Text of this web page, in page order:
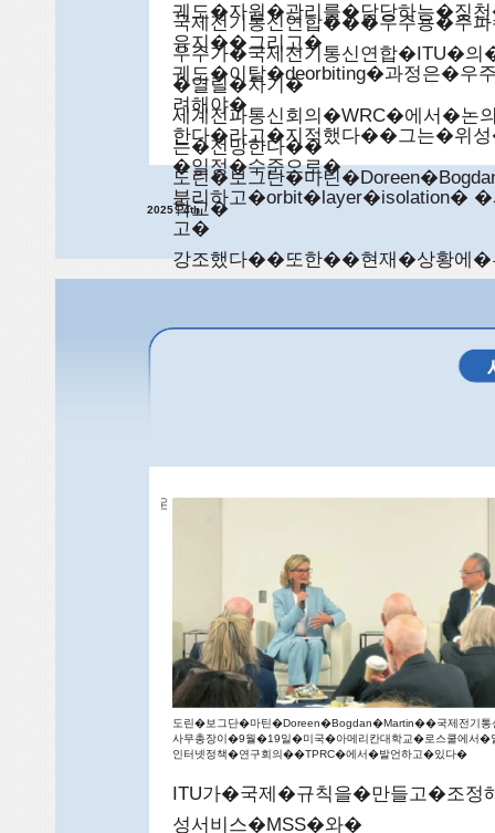
궤도�자원�관리를�담당하는�
유지��그리고�
궤도�이탈�deorbiting�과정은�우
려해야�
한다�라고�지적했다��그는�위
�일정�수준으로�
분리하고�orbit�layer�isolation�
고�
강조했다��또한��현재�상황에�
�Thomas�Lamanauskas��ITU�
부사무총장은�폐회�연설에서��
국제전기통신연합���우주용�주
우주가�국제전기통신연합�ITU�
�열릴�차기�
세계전파통신회의�WRC�에서�
는�전망한다��
도린�보그단�마틴
학교�
2025|4th
ITU가�국제�규칙을�만들고�조
성서비스�MSS�와�
도린�보그단�마틴�Doreen�Bogdan�Martin��국제전기
사무총장이�9월�19일�미국�아메리칸대학교�로스쿨에
인터넷정책�연구회의��TPRC�에서�발언하고�있다�
IT
U